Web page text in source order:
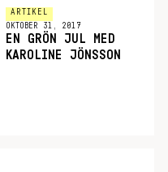
ARTIKEL
OKTOBER 31, 2017
EN GRÖN JUL MED
KAROLINE JÖNSSON